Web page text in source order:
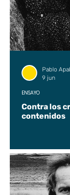
Contra los
contenidos
ENSAYO
Pablo
9 jun